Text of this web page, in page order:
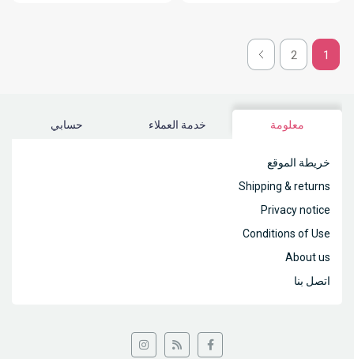
1
2
معلومة خدمة العملاء حسابي
خريطة الموقع
Shipping & returns
Privacy notice
Conditions of Use
About us
اتصل بنا